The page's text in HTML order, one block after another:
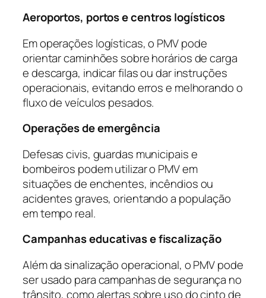
Aeroportos, portos e centros logísticos
Em operações logísticas, o PMV pode
orientar caminhões sobre horários de carga
e descarga, indicar filas ou dar instruções
operacionais, evitando erros e melhorando o
fluxo de veículos pesados.
Operações de emergência
Defesas civis, guardas municipais e
bombeiros podem utilizar o PMV em
situações de enchentes, incêndios ou
acidentes graves, orientando a população
em tempo real.
Campanhas educativas e fiscalização
Além da sinalização operacional, o PMV pode
ser usado para campanhas de segurança no
trânsito, como alertas sobre uso do cinto de